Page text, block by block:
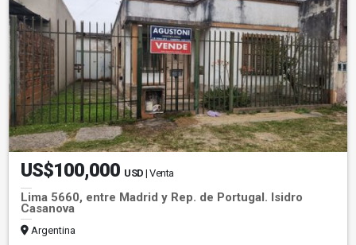
US$100,000 USD | Venta
Lima 5660, entre Madrid y Rep. de Portugal. Isidro
Casanova
Argentina